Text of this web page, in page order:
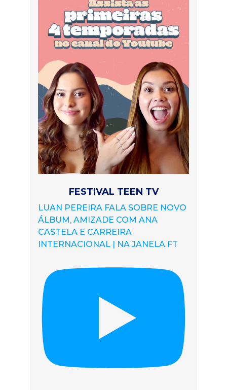
FESTIVAL TEEN TV
LUAN PEREIRA FALA SOBRE NOVO
ÁLBUM, AMIZADE COM ANA
CASTELA E CARREIRA
INTERNACIONAL | NA JANELA FT